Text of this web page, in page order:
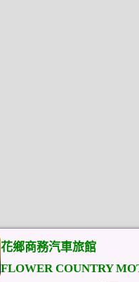
花鄉商務汽車旅館
FLOWER COUNTRY